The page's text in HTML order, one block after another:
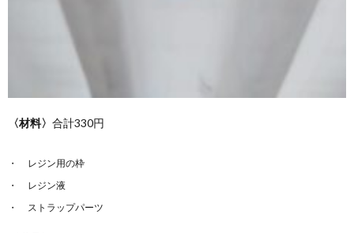
〈材料〉 合計330円
レジン用の枠
レジン液
ストラップパーツ